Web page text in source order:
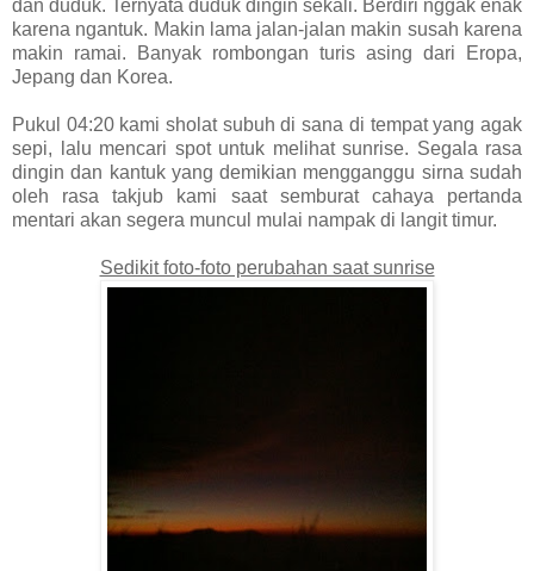
dan duduk. Ternyata duduk dingin sekali. Berdiri nggak enak
karena ngantuk. Makin lama jalan-jalan makin susah karena
makin ramai. Banyak rombongan turis asing dari Eropa,
Jepang dan Korea.
Pukul 04:20 kami sholat subuh di sana di tempat yang agak
sepi, lalu mencari spot untuk melihat sunrise. Segala rasa
dingin dan kantuk yang demikian mengganggu sirna sudah
oleh rasa takjub kami saat semburat cahaya pertanda
mentari akan segera muncul mulai nampak di langit timur.
Sedikit foto-foto perubahan saat sunrise